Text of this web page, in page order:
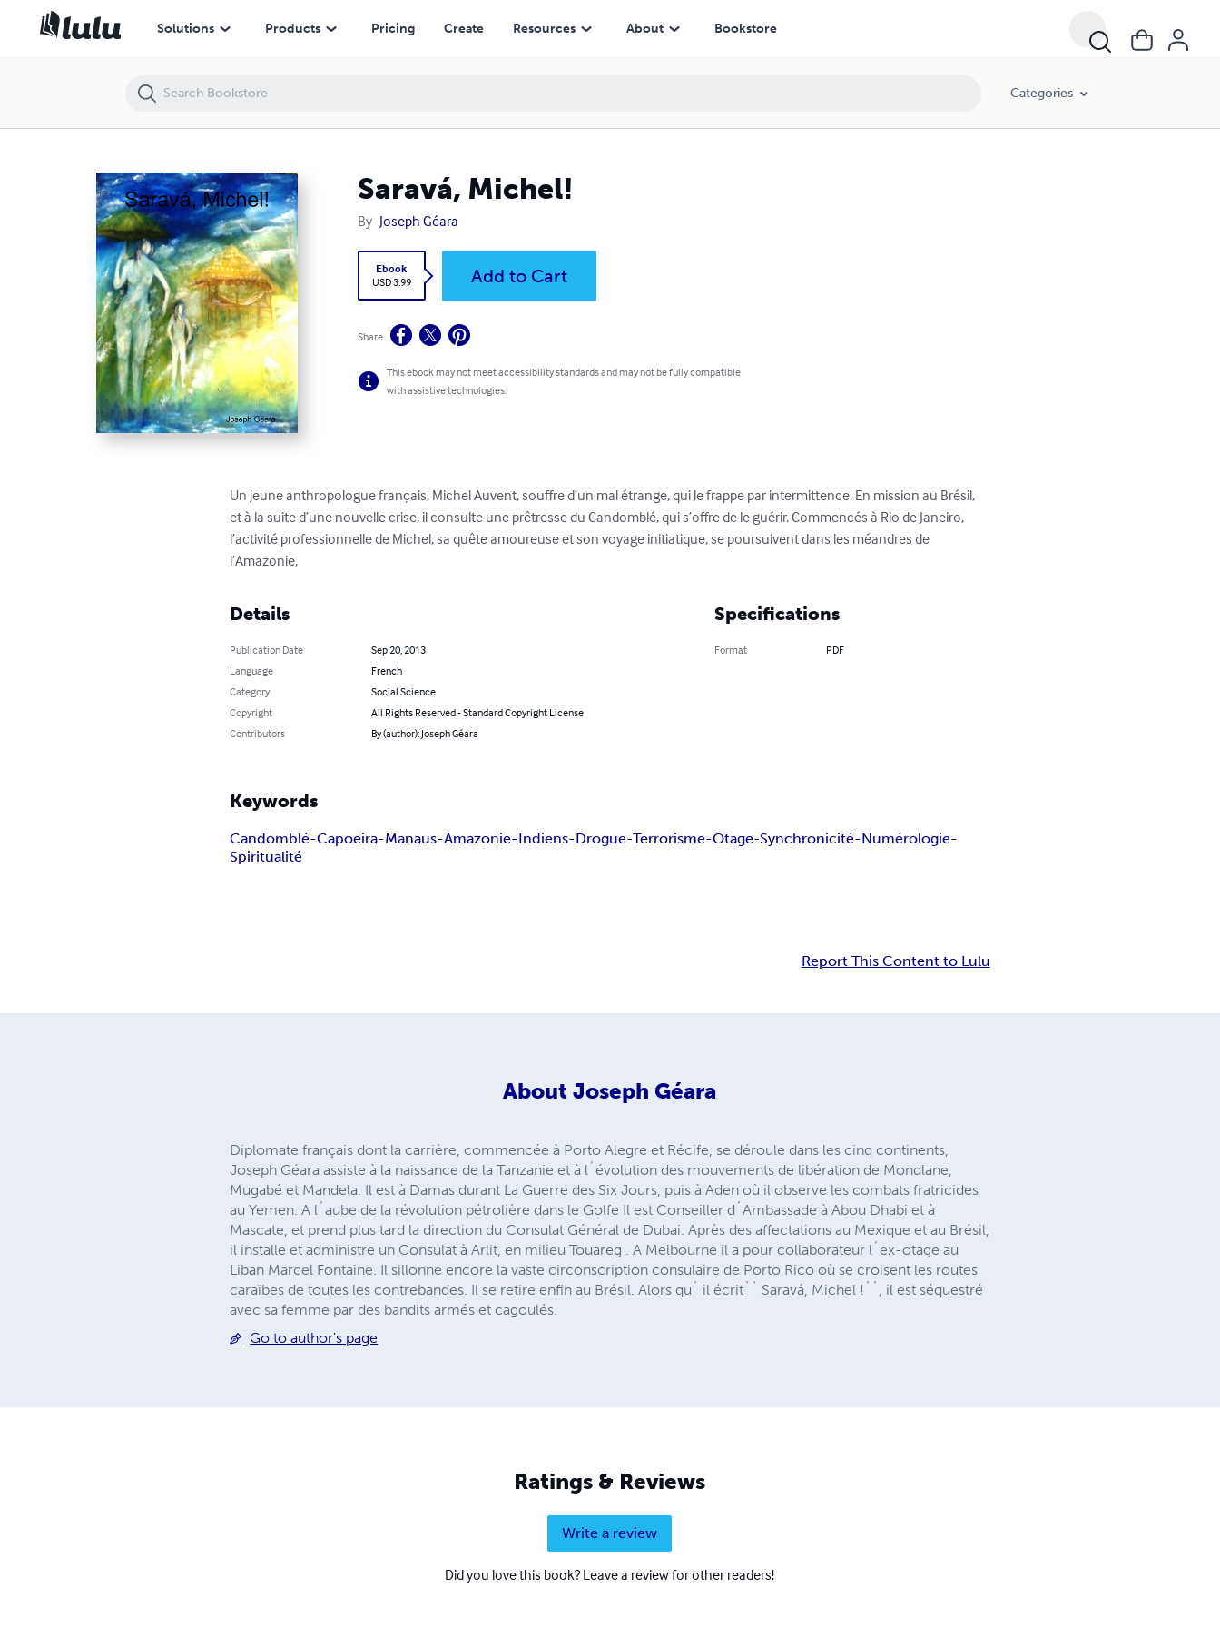
Solutions Products Pricing Create Resources About Bookstore
Categories
Saravá, Michel!
By Joseph Géara
Ebook
USD 3.99
Add to Cart
Share
This ebook may not meet accessibility standards and may not be fully compatible
with assistive technologies.
Un jeune anthropologue français, Michel Auvent, souffre d’un mal étrange, qui le frappe par intermittence. En mission au Brésil,
et à la suite d’une nouvelle crise, il consulte une prêtresse du Candomblé, qui s’offre de le guérir. Commencés à Rio de Janeiro,
l’activité professionnelle de Michel, sa quête amoureuse et son voyage initiatique, se poursuivent dans les méandres de
l’Amazonie,
Details
Publication Date
Sep 20, 2013
Language
French
Category
Social Science
Copyright
All Rights Reserved - Standard Copyright License
Contributors
By (author): Joseph Géara
Specifications
Format PDF
Keywords
Candomblé-Capoeira-Manaus-Amazonie-Indiens-Drogue-Terrorisme-Otage-Synchronicité-Numérologie-
Spiritualité
Report This Content to Lulu
About Joseph Géara
Diplomate français dont la carrière, commencée à Porto Alegre et Récife, se déroule dans les cinq continents,
Joseph Géara assiste à la naissance de la Tanzanie et à l´évolution des mouvements de libération de Mondlane,
Mugabé et Mandela. Il est à Damas durant La Guerre des Six Jours, puis à Aden où il observe les combats fratricides
au Yemen. A l´aube de la révolution pétrolière dans le Golfe Il est Conseiller d´Ambassade à Abou Dhabi et à
Mascate, et prend plus tard la direction du Consulat Général de Dubai. Après des affectations au Mexique et au Brésil,
il installe et administre un Consulat à Arlit, en milieu Touareg . A Melbourne il a pour collaborateur l´ex-otage au
Liban Marcel Fontaine. Il sillonne encore la vaste circonscription consulaire de Porto Rico où se croisent les routes
caraïbes de toutes les contrebandes. Il se retire enfin au Brésil. Alors qu´ il écrit`` Saravá, Michel !´´, il est séquestré
avec sa femme par des bandits armés et cagoulés.
Go to author's page
Ratings & Reviews
Write a review
Did you love this book? Leave a review for other readers!
Saravá, Michel!